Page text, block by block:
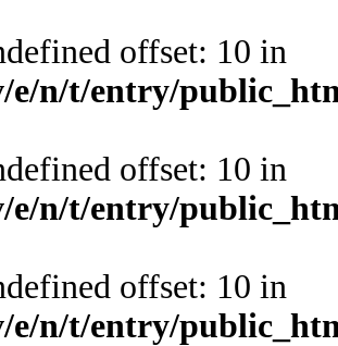
offset: 10 in
e/n/t/entry/
offset: 10 in
e/n/t/entry/
offset: 10 in
e/n/t/entry/